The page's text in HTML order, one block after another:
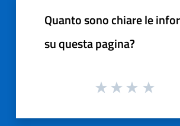
Quanto sono chiare le
su questa pagina?